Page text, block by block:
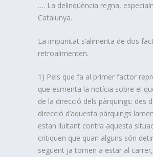
…. La delinqüència regna,
Catalunya.
La impunitat s’alimenta de dos
retroalimenten.
1) Pels que fa al primer factor
que esmenta la notícia sobre el
de la direcció dels pàrquings: des
direcció d’aquesta pàrquings
estan lluitant contra aquesta
critiquen que quan alguns són
següent ja tornen a estar al